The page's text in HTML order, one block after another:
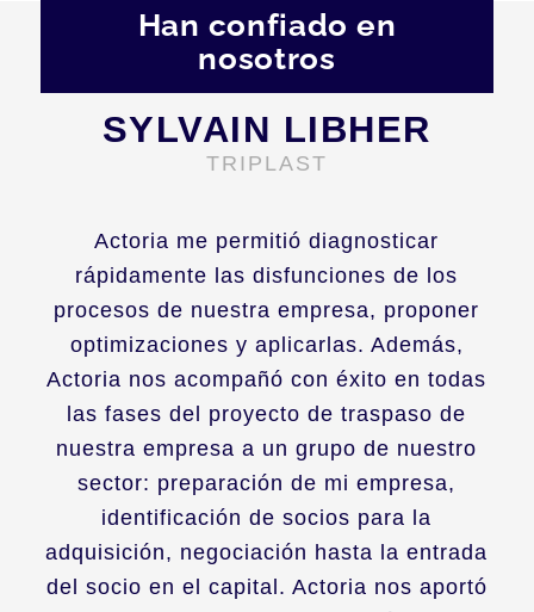
Han confiado en
nosotros
Actoria me permitió diagnosticar
rápidamente las disfunciones de los
procesos de nuestra empresa, proponer
optimizaciones y aplicarlas. Además,
Actoria nos acompañó con éxito en todas
las fases del proyecto de traspaso de
nuestra empresa a un grupo de nuestro
sector: preparación de mi empresa,
identificación de socios para la
adquisición, negociación hasta la entrada
del socio en el capital. Actoria nos aportó
SYLVAIN LIBHER
TRIPLAST